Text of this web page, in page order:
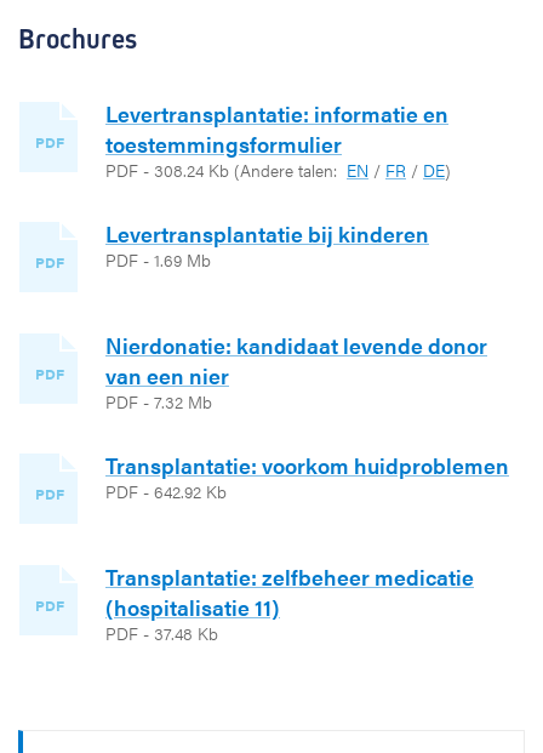
Brochures
PDF
Levertransplantatie: informatie en
toestemmingsformulier
PDF - 308.24 Kb (Andere talen: EN / FR / DE)
PDF
Levertransplantatie bij kinderen
PDF - 1.69 Mb
PDF
Nierdonatie: kandidaat levende donor
van een nier
PDF - 7.32 Mb
PDF
Transplantatie: voorkom huidproblemen
PDF - 642.92 Kb
PDF
Transplantatie: zelfbeheer medicatie
(hospitalisatie 11)
PDF - 37.48 Kb